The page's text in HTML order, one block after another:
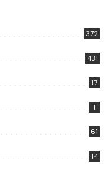
372
431
17
1
61
14